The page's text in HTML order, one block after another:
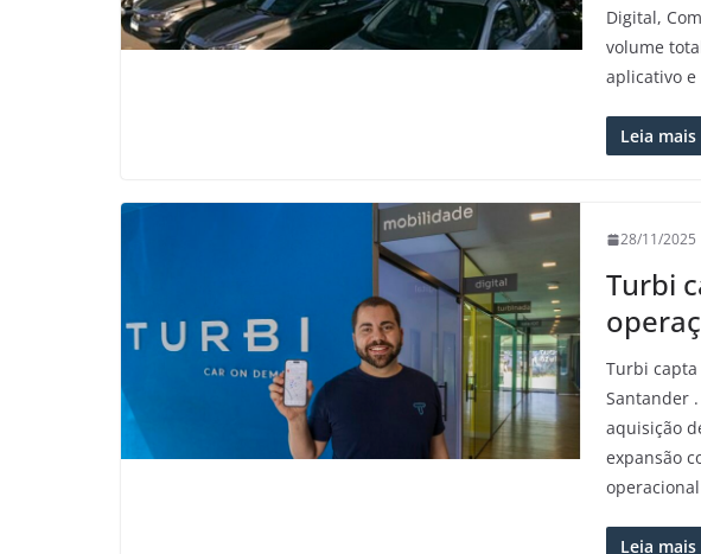
Digital,
volume
aplicativo
Leia mais
28/11/2025
Turbi
Turbi
Santander
aquisição
expansão
operacional
Leia mais